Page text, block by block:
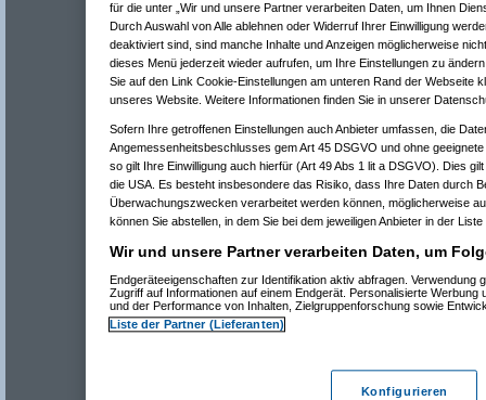
für die unter „Wir und unsere Partner verarbeiten Daten, um Ihnen
Durch Auswahl von Alle ablehnen oder Widerruf Ihrer Einwilligung
deaktiviert sind, sind manche Inhalte und Anzeigen möglicherweise
dieses Menü jederzeit wieder aufrufen, um Ihre Einstellungen zu
Sie auf den Link Cookie-Einstellungen am unteren Rand der Webseite
unseres Website. Weitere Informationen finden Sie in unserer
Sofern Ihre getroffenen Einstellungen auch Anbieter umfassen, die
Angemessenheitsbeschlusses gem Art 45 DSGVO und ohne
so gilt Ihre Einwilligung auch hierfür (Art 49 Abs 1 lit a DSGVO). Dies
die USA. Es besteht insbesondere das Risiko, dass Ihre Daten durch
Überwachungszwecken verarbeitet werden können, möglicherweise
können Sie abstellen, in dem Sie bei dem jeweiligen Anbieter in der
Wir und unsere Partner verarbeiten Daten, um
Endgeräteeigenschaften zur Identifikation aktiv abfragen. Verwendung
Zugriff auf Informationen auf einem Endgerät. Personalisierte Werbung
und der Performance von Inhalten, Zielgruppenforschung sowie
Liste der Partner (Lieferanten)
Konfigurieren